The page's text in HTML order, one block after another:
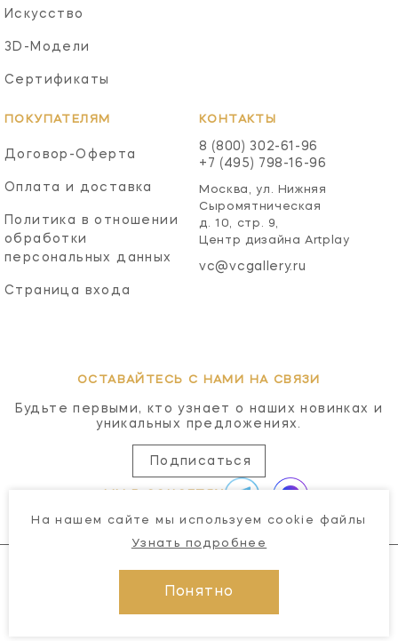
Искусство
3D-Модели
Сертификаты
ПОКУПАТЕЛЯМ
Договор-Оферта
Оплата и доставка
Политика в отношении
обработки
персональных данных
Страница входа
КОНТАКТЫ
8 (800) 302-61-96
+7 (495) 798-16-96
Москва, ул. Нижняя
Сыромятническая
д. 10, стр. 9,
Центр дизайна Artplay
vc@vcgallery.ru
ОСТАВАЙТЕСЬ С НАМИ НА СВЯЗИ
Будьте первыми, кто узнает о наших новинках и
уникальных предложениях.
Подписаться
© 2026 Visual Comfort Gallery
На нашем сайте мы используем cookie файлы
Узнать подробнее
Понятно